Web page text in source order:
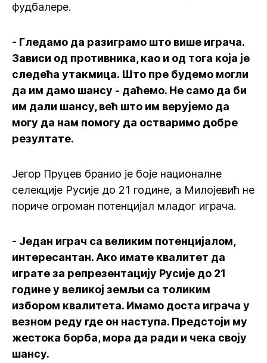
фудбалере.
- Гледамо да разиграмо што више играча.
Зависи од противника, као и од тога која је
следећа утакмица. Што пре будемо могли
да им дамо шансу - даћемо. Не само да би
им дали шансу, већ што им верујемо да
могу да нам помогу да остваримо добре
резултате.
Јегор Пруцев бранио је боје националне
селекције Русије до 21 године, а Милојевић не
пориче огроман потенцијал младог играча.
- Један играч са великим потенцијалом,
интересантан. Ако имате квалитет да
играте за репрезентацију Русије до 21
године у великој земљи са толиким
избором квалитета. Имамо доста играча у
везном реду где он наступа. Предстоји му
жестока борба, мора да ради и чека своју
шансу.